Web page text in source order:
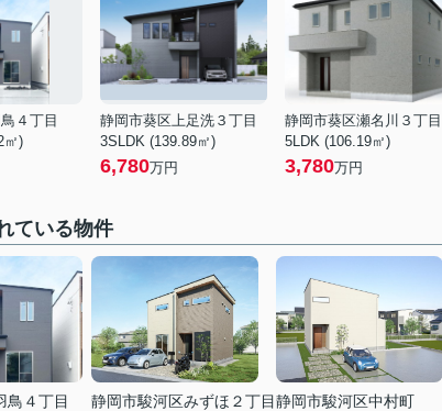
４丁目
㎡)
静岡市葵区上足洗３丁目
3SLDK (139.89㎡)
6,780万円
静岡市葵区瀬名川３丁目
5LDK (106.19㎡)
3,780万円
ている物件
鳥４丁目
静岡市駿河区みずほ２丁目静岡市駿河区中村町